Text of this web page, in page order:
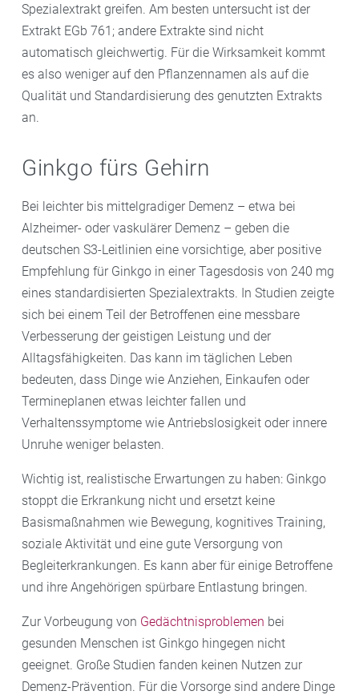
Spezialextrakt greifen. Am besten untersucht ist der
Extrakt EGb 761; andere Extrakte sind nicht
automatisch gleichwertig. Für die Wirksamkeit kommt
es also weniger auf den Pflanzennamen als auf die
Qualität und Standardisierung des genutzten Extrakts
an.
Ginkgo fürs Gehirn
Bei leichter bis mittelgradiger Demenz – etwa bei
Alzheimer- oder vaskulärer Demenz – geben die
deutschen S3-Leitlinien eine vorsichtige, aber positive
Empfehlung für Ginkgo in einer Tagesdosis von 240 mg
eines standardisierten Spezialextrakts. In Studien zeigte
sich bei einem Teil der Betroffenen eine messbare
Verbesserung der geistigen Leistung und der
Alltagsfähigkeiten. Das kann im täglichen Leben
bedeuten, dass Dinge wie Anziehen, Einkaufen oder
Termineplanen etwas leichter fallen und
Verhaltenssymptome wie Antriebslosigkeit oder innere
Unruhe weniger belasten.
Wichtig ist, realistische Erwartungen zu haben: Ginkgo
stoppt die Erkrankung nicht und ersetzt keine
Basismaßnahmen wie Bewegung, kognitives Training,
soziale Aktivität und eine gute Versorgung von
Begleiterkrankungen. Es kann aber für einige Betroffene
und ihre Angehörigen spürbare Entlastung bringen.
Zur Vorbeugung von Gedächtnisproblemen bei
gesunden Menschen ist Ginkgo hingegen nicht
geeignet. Große Studien fanden keinen Nutzen zur
Demenz-Prävention. Für die Vorsorge sind andere Dinge